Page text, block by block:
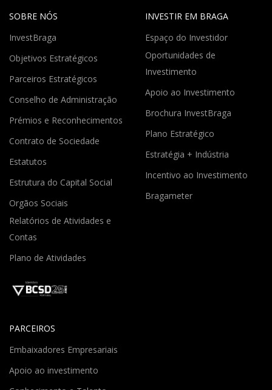
SOBRE NÓS
InvestBraga
Objetivos Estratégicos
Parceiros Estratégicos
Conselho de Administração
Prémios e Reconhecimentos
Contrato de Sociedade
Estatutos
Estrutura do Capital Social
Orgãos Sociais
Relatórios de Atividades e
Contas
Plano de Atividades
INVESTIR EM BRAGA
Espaço do Investidor
Oportunidades de
Investimento
Apoio ao Investimento
Brochura InvestBraga
Plano Estratégico
Estratégia + Indústria
Incentivo ao Investimento
Bragameter
PARCEIROS
Embaixadores Empresariais
Apoio ao investimento